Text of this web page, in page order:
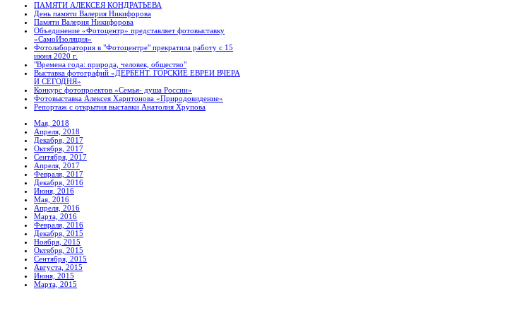
ПАМЯТИ АЛЕКСЕЯ КОНДРАТЬЕВА
День памяти Валерия Никифорова
Памяти Валерия Никифорова
Объединение «Фотоцентр» представляет фотовыставку
«СамоИзоляция»
Фотолаборатория в "Фотоцентре" прекратила работу с 15
июня 2020 г.
"Времена года: природа, человек, общество"
Выставка фотографий «ДЕРБЕНТ. ГОРСКИЕ ЕВРЕИ ВЧЕРА
И СЕГОДНЯ»
Конкурс фотопроектов «Семья- душа России»
Фотовыставка Алексея Харитонова «Природовидение»
Репортаж с открытия выставки Анатолия Хрупова
Мая, 2018
Апреля, 2018
Декабря, 2017
Октября, 2017
Сентября, 2017
Апреля, 2017
Февраля, 2017
Декабря, 2016
Июня, 2016
Мая, 2016
Апреля, 2016
Марта, 2016
Февраля, 2016
Декабря, 2015
Ноября, 2015
Октября, 2015
Сентября, 2015
Августа, 2015
Июня, 2015
Марта, 2015